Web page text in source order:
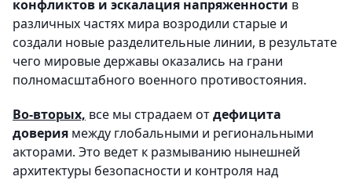
конфликтов и эскалация напряженности в
различных частях мира возродили старые и
создали новые разделительные линии, в результате
чего мировые державы оказались на грани
полномасштабного военного противостояния.
Во-вторых, все мы страдаем отдефицита
доверия между глобальными и региональными
акторами. Это ведет к размыванию нынешней
архитектуры безопасности и контроля над